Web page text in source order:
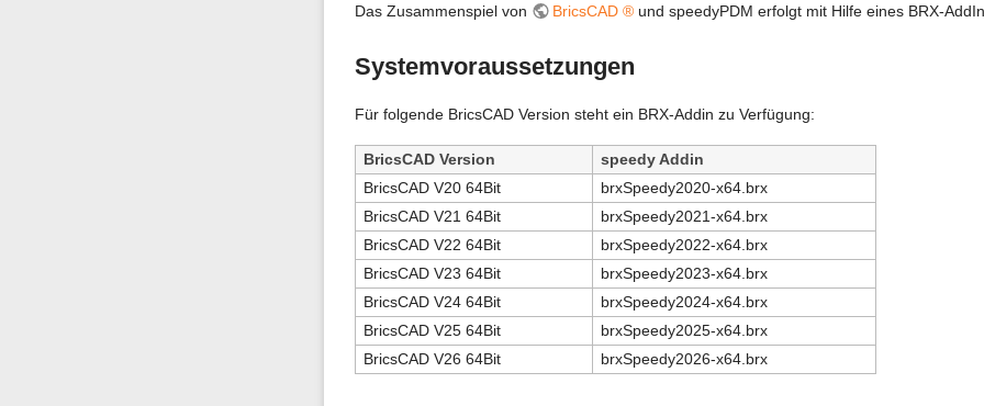
Das Zusammenspiel von BricsCAD ® und speedyPDM erfolgt mit Hilfe eines BRX-
Systemvoraussetzungen
Für folgende BricsCAD Version steht ein BRX-Addin zu Verfügung:
BricsCAD Version
speedy Addin
BricsCAD V20 64Bit
brxSpeedy2020-x64.brx
BricsCAD V21 64Bit
brxSpeedy2021-x64.brx
BricsCAD V22 64Bit
brxSpeedy2022-x64.brx
BricsCAD V23 64Bit
brxSpeedy2023-x64.brx
BricsCAD V24 64Bit
brxSpeedy2024-x64.brx
BricsCAD V25 64Bit
brxSpeedy2025-x64.brx
BricsCAD V26 64Bit
brxSpeedy2026-x64.brx